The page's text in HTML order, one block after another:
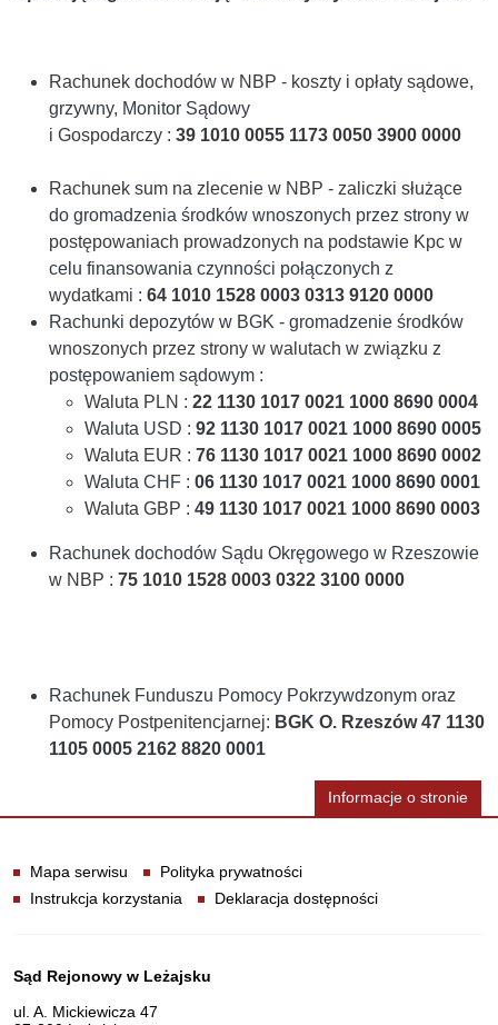
Rachunek dochodów w NBP - koszty i opłaty sądowe,
grzywny, Monitor Sądowy
i Gospodarczy : 39 1010 0055 1173 0050 3900 0000
Rachunek sum na zlecenie w NBP - zaliczki służące
do gromadzenia środków wnoszonych przez strony w
postępowaniach prowadzonych na podstawie Kpc w
celu finansowania czynności połączonych z
wydatkami : 64 1010 1528 0003 0313 9120 0000
Rachunki depozytów w BGK - gromadzenie środków
wnoszonych przez strony w walutach w związku z
postępowaniem sądowym :
Waluta PLN : 22 1130 1017 0021 1000 8690 0004
Waluta USD : 92 1130 1017 0021 1000 8690 0005
Waluta EUR : 76 1130 1017 0021 1000 8690 0002
Waluta CHF : 06 1130 1017 0021 1000 8690 0001
Waluta GBP : 49 1130 1017 0021 1000 8690 0003
Rachunek dochodów Sądu Okręgowego w Rzeszowie
w NBP : 75 1010 1528 0003 0322 3100 0000
Rachunek Funduszu Pomocy Pokrzywdzonym oraz
Pomocy Postpenitencjarnej: BGK O. Rzeszów 47 1130
1105 0005 2162 8820 0001
Informacje o stronie
Mapa serwisu
Polityka prywatności
Instrukcja korzystania
Deklaracja dostępności
Dane teleadresowe
Sąd Rejonowy w Leżajsku
ul. A. Mickiewicza 47